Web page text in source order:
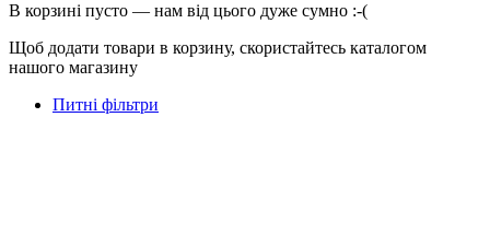
В корзині пусто — нам від цього дуже сумно :-(
Щоб додати товари в корзину, скористайтесь каталогом
нашого магазину
Питні фільтри